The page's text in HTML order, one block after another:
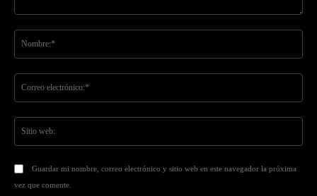
Guardar mi nombre, correo electrónico y sitio web en este navegador la próxima
vez que comente.